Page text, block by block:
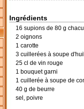
Ingrédients
16 supions de 80 g
2 oignons
1 carotte
3 cuillerées à soupe
25 cl de vin rouge
1 bouquet garni
1 cuillerée à soupe de
40 g de beurre
sel, poivre